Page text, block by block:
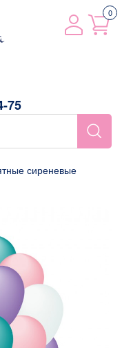
75
0
сиреневые